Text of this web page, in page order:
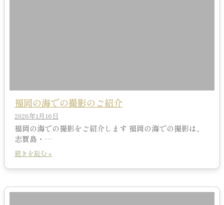
福岡の海での撮影のご紹介
2026年1月16日
福岡の海での撮影をご紹介します 福岡の海での撮影は、
志賀島・…
続きを読む »